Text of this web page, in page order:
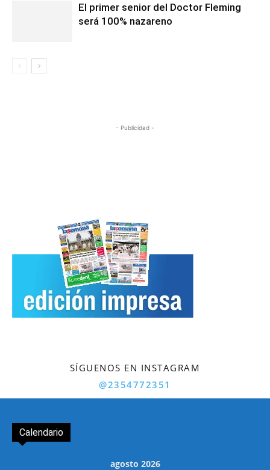
El primer senior del Doctor Fleming
será 100% nazareno
- Publicidad -
SÍGUENOS EN INSTAGRAM
@2354772351
Calendario
agosto 2026